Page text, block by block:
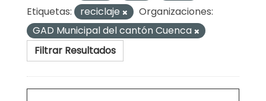
Etiquetas:
reciclaje
Organizaciones:
GAD Municipal del cantón Cuenca
Filtrar Resultados